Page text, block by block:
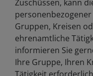
Zuschüssen, kann
Gruppen, Kreisen
ehrenamtliche
informieren Sie
Ihre Gruppe, Ihren